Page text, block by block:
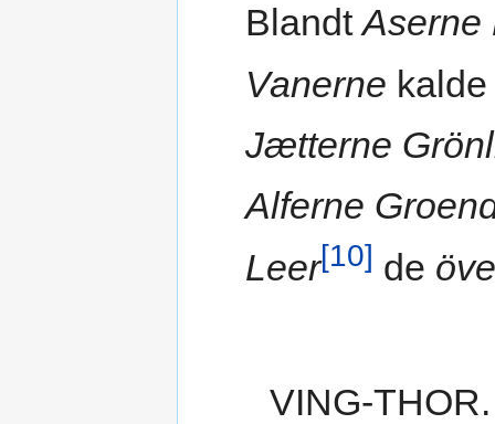
BlandtAserne
Vanerne
Jætterne
Alferne
Leer[10] de
VING-THOR.